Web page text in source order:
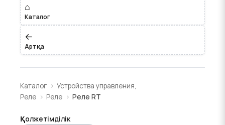
⌂
Каталог
←
Артқа
Каталог
Устройства управления,
Реле
Реле Реле RT
Қолжетімділік